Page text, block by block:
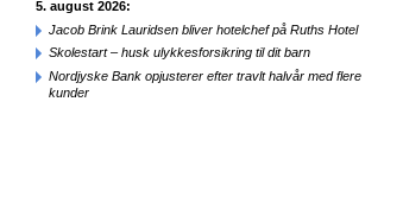
5. august 2026:
Jacob Brink Lauridsen bliver hotelchef på Ruths Hotel
Skolestart – husk ulykkesforsikring til dit barn
Nordjyske Bank opjusterer efter travlt halvår med flere
kunder